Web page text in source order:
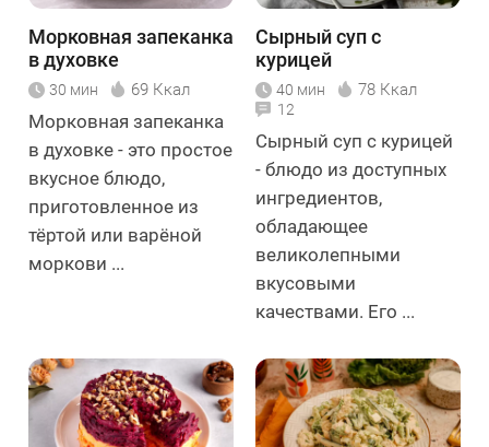
Морковная запеканка
в духовке
30 мин 69 Ккал
Морковная запеканка
в духовке - это простое
вкусное блюдо,
приготовленное из
тёртой или варёной
моркови ...
Сырный суп с
курицей
40 мин 78 Ккал
12
Сырный суп с курицей
- блюдо из доступных
ингредиентов,
обладающее
великолепными
вкусовыми
качествами. Его ...